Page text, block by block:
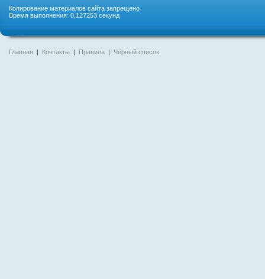
Копирование материалов сайта запрещено
Время выполнения: 0,127253 секунд
Главная | Контакты | Правила | Чёрный список